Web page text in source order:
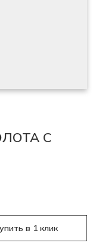
С
в 1 клик